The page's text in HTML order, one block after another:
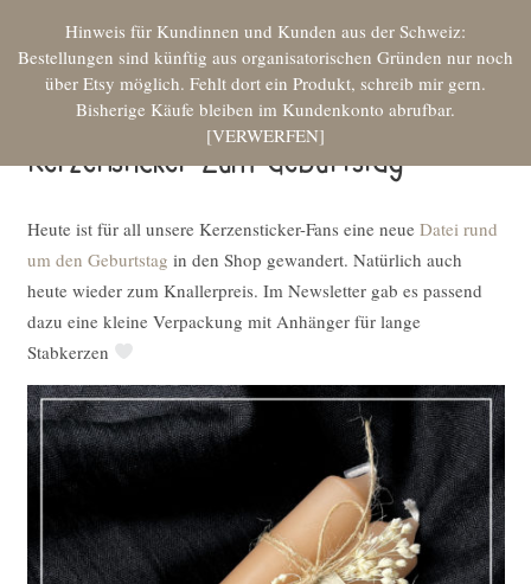
Hinweis für Kundinnen und Kunden aus der Schweiz:
Bestellungen sind künftig aus organisatorischen Gründen nur noch
über Etsy möglich. Fehlt dort ein Produkt, schreib mir gern.
Bisherige Käufe bleiben im Kundenkonto abrufbar.
VERWERFEN
Kerzensticker Zum Geburtstag
Heute ist für all unsere Kerzensticker-Fans eine neue Datei rund
um den Geburtstag in den Shop gewandert. Natürlich auch
heute wieder zum Knallerpreis. Im Newsletter gab es passend
dazu eine kleine Verpackung mit Anhänger für lange
Stabkerzen